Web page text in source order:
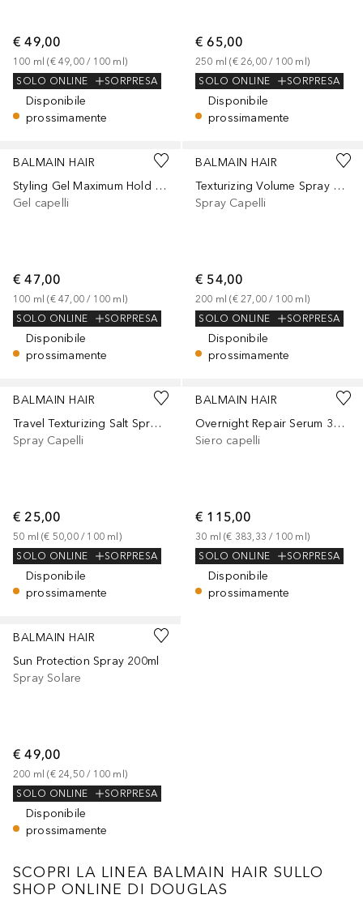
€ 49,00
100 ml (€ 49,00 / 100 ml)
SOLO ONLINE
SORPRESA
Disponibile
prossimamente
€ 65,00
250 ml (€ 26,00 / 100 ml)
SOLO ONLINE
SORPRESA
Disponibile
prossimamente
BALMAIN HAIR
Styling Gel Maximum Hold 100ml
Gel capelli
€ 47,00
100 ml (€ 47,00 / 100 ml)
SOLO ONLINE
SORPRESA
Disponibile
prossimamente
BALMAIN HAIR
Texturizing Volume Spray 200ml
Spray Capelli
€ 54,00
200 ml (€ 27,00 / 100 ml)
SOLO ONLINE
SORPRESA
Disponibile
prossimamente
BALMAIN HAIR
Travel Texturizing Salt Spray 50ml
Spray Capelli
€ 25,00
50 ml (€ 50,00 / 100 ml)
SOLO ONLINE
SORPRESA
Disponibile
prossimamente
BALMAIN HAIR
Overnight Repair Serum 30ml
Siero capelli
€ 115,00
30 ml (€ 383,33 / 100 ml)
SOLO ONLINE
SORPRESA
Disponibile
prossimamente
BALMAIN HAIR
Sun Protection Spray 200ml
Spray Solare
€ 49,00
200 ml (€ 24,50 / 100 ml)
SOLO ONLINE
SORPRESA
Disponibile
prossimamente
SCOPRI LA LINEA BALMAIN HAIR SULLO
SHOP ONLINE DI DOUGLAS